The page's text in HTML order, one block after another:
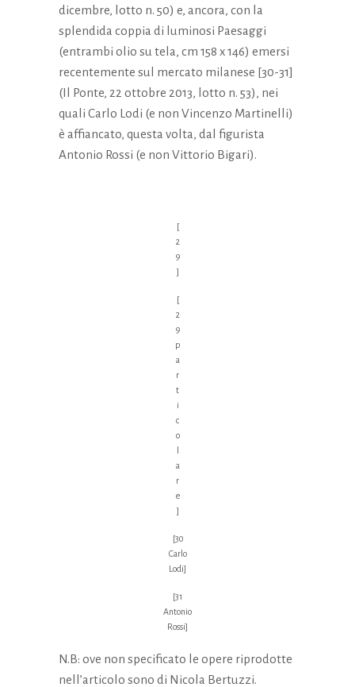
dicembre, lotto n. 50) e, ancora, con la
splendida coppia di luminosi Paesaggi
(entrambi olio su tela, cm 158 x 146) emersi
recentemente sul mercato milanese [30-31]
(Il Ponte, 22 ottobre 2013, lotto n. 53), nei
quali Carlo Lodi (e non Vincenzo Martinelli)
è affiancato, questa volta, dal figurista
Antonio Rossi (e non Vittorio Bigari).
[
2
9
]
[
2
9
p
a
r
t
i
c
o
a
r
e
]
[30
Carlo
Lodi]
[31
Antonio
Rossi]
N.B: ove non specificato le opere riprodotte
nell’articolo sono di Nicola Bertuzzi.